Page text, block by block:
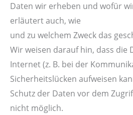
Daten wir erheben und wofür
erläutert auch, wie
und zu welchem Zweck das
Wir weisen darauf hin, dass die
Internet (z. B. bei der
Sicherheitslücken aufweisen
Schutz der Daten vor dem
nicht möglich.